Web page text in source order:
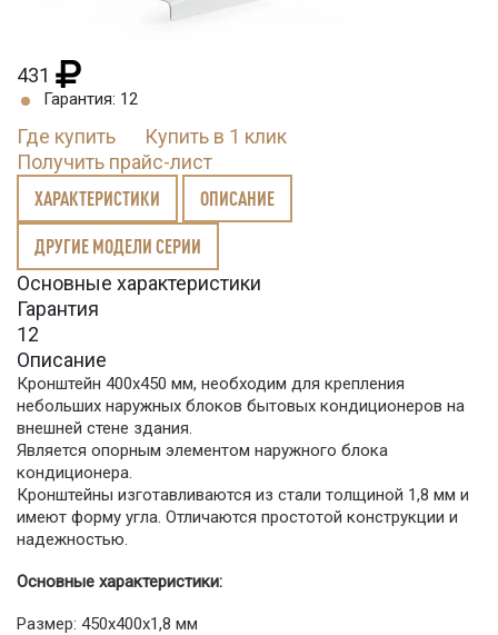
431
Гарантия: 12
Где купить
Купить в 1 клик
Получить прайс-лист
ХАРАКТЕРИСТИКИ ОПИСАНИЕ
ДРУГИЕ МОДЕЛИ СЕРИИ
Основные характеристики
Гарантия
12
Описание
Кронштейн 400х450 мм, необходим для крепления
небольших наружных блоков бытовых кондиционеров на
внешней стене здания.
Является опорным элементом наружного блока
кондиционера.
Кронштейны изготавливаются из стали толщиной 1,8 мм и
имеют форму угла. Отличаются простотой конструкции и
надежностью.
Основные характеристики:
Размер: 450х400х1,8 мм